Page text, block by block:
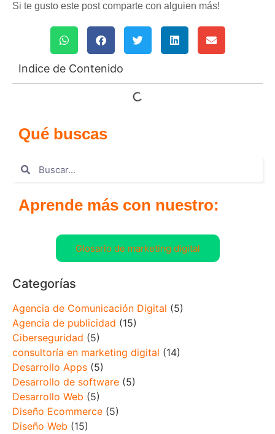
Si te gusto este post comparte con alguien más!
Indice de Contenido
Qué buscas
Aprende más con nuestro:
Glosario de marketing digital
Categorías
Agencia de Comunicación Digital (5)
Agencia de publicidad (15)
Ciberseguridad (5)
consultoría en marketing digital (14)
Desarrollo Apps (5)
Desarrollo de software (5)
Desarrollo Web (5)
Diseño Ecommerce (5)
Diseño Web (15)